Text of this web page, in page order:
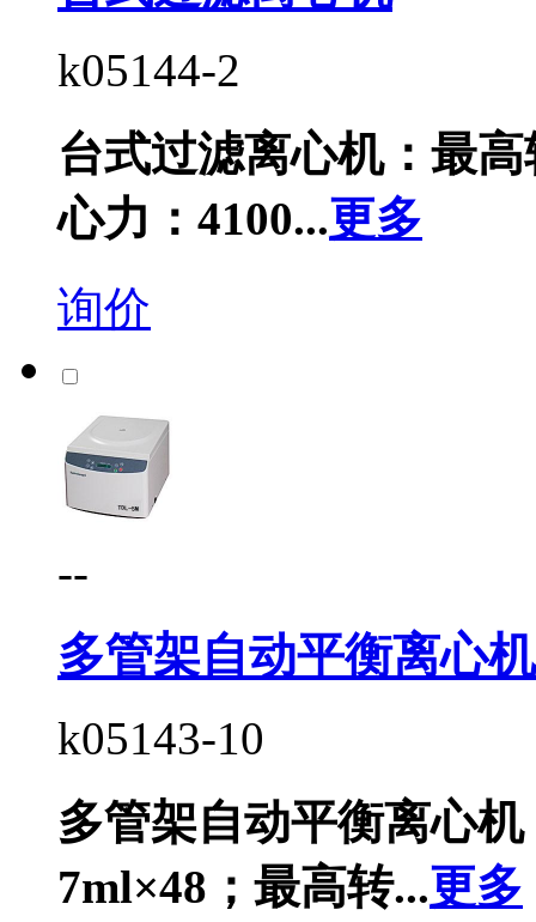
k05144-2
台式过滤离心机：最
心力：4100...更多
询价
--
多管架自动平衡离心机
k05143-10
多管架自动平衡离心
7ml×48；最高转...更多